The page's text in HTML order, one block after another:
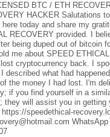
BTC / ETH
HACKER Salutations
here today and share my
RECOVERY provided. I
being duped out of bitcoin
me about SPEED
cryptocurrency back. I
described what had
the money I had lost. I'm
if you find yourself in a
they will assist you in getting
speedethical-